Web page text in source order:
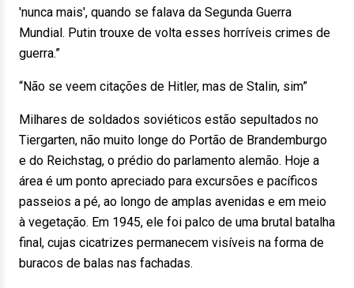
'nunca mais', quando se falava da Segunda Guerra
Mundial. Putin trouxe de volta esses horríveis crimes de
guerra.”
“Não se veem citações de Hitler, mas de Stalin, sim”
Milhares de soldados soviéticos estão sepultados no
Tiergarten, não muito longe do Portão de Brandemburgo
e do Reichstag, o prédio do parlamento alemão. Hoje a
área é um ponto apreciado para excursões e pacíficos
passeios a pé, ao longo de amplas avenidas e em meio
à vegetação. Em 1945, ele foi palco de uma brutal batalha
final, cujas cicatrizes permanecem visíveis na forma de
buracos de balas nas fachadas.